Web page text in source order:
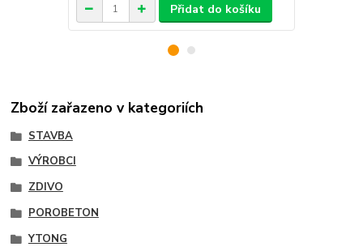
Přidat do košíku
Zboží zařazeno v kategoriích
STAVBA
VÝROBCI
ZDIVO
POROBETON
YTONG